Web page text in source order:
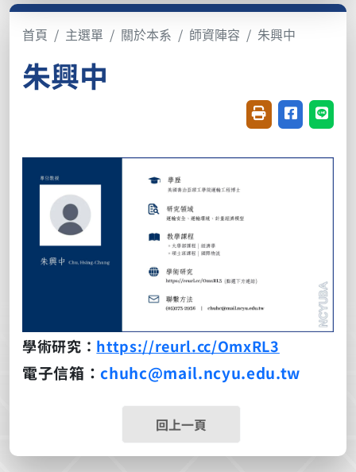
首頁 主選單 關於本系 師資陣容 朱興中
朱興中
友善列印(開新視
分享至臉書
分享
學術研究： https://reurl.cc/OmxRL3
電子信箱：chuhc@mail.ncyu.edu.tw
回上一頁